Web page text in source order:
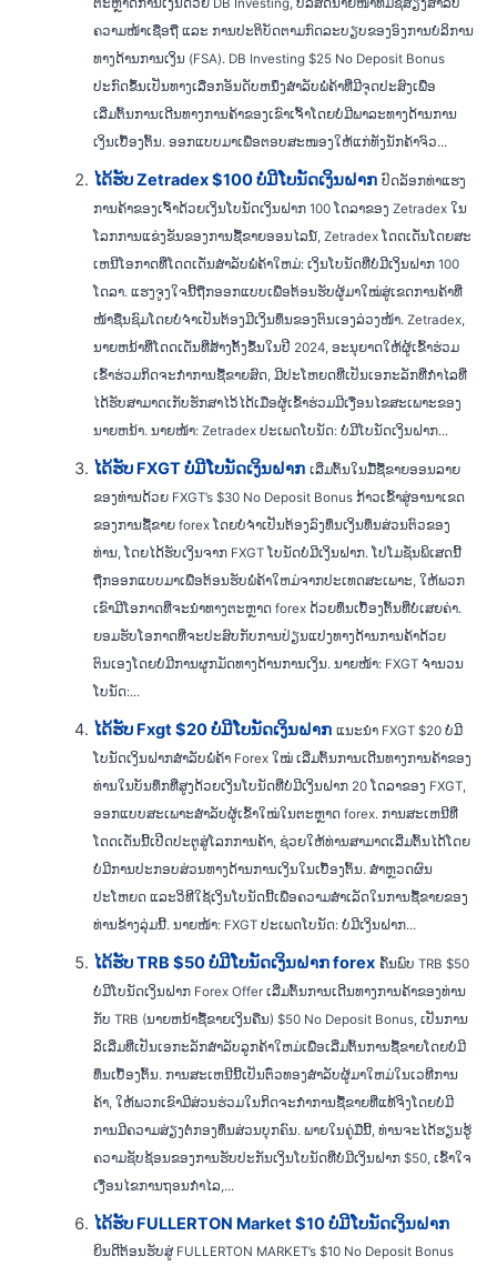
ຕະຫຼາດການເງິນດ້ວຍ DB Investing, ບໍລິສັດນາຍໜ້າທີ່ມີຊື່ສຽງສຳລັບ
ຄວາມໜ້າເຊື່ອຖື ແລະ ການປະຕິບັດຕາມກົດລະບຽບຂອງອົງການບໍລິການ
ທາງດ້ານການເງິນ (FSA). DB Investing $25 No Deposit Bonus
ປະກົດຂຶ້ນເປັນທາງເລືອກອັນດັບຫນຶ່ງສໍາລັບພໍ່ຄ້າທີ່ມີຈຸດປະສົງເພື່ອ
ເລີ່ມຕົ້ນການເດີນທາງການຄ້າຂອງເຂົາເຈົ້າໂດຍບໍ່ມີພາລະທາງດ້ານການ
ເງິນເບື້ອງຕົ້ນ. ອອກແບບມາເພື່ອຕອບສະໜອງໃຫ້ແກ່ທັງນັກຄ້າຈົວ...
ໄດ້ຮັບ Zetradex $100 ບໍ່ມີໂບນັດເງິນຝາກ ປົດລັອກທ່າແຮງ
ການຄ້າຂອງເຈົ້າດ້ວຍເງິນໂບນັດເງິນຝາກ 100 ໂດລາຂອງ Zetradex ໃນ
ໂລກການແຂ່ງຂັນຂອງການຊື້ຂາຍອອນໄລນ໌, Zetradex ໂດດເດັ່ນໂດຍສະ
ເຫນີໂອກາດທີ່ໂດດເດັ່ນສໍາລັບພໍ່ຄ້າໃຫມ່: ເງິນໂບນັດທີ່ບໍ່ມີເງິນຝາກ 100
ໂດລາ. ແຮງຈູງໃຈນີ້ຖືກອອກແບບເພື່ອຕ້ອນຮັບຜູ້ມາໃໝ່ສູ່ເຂດການຄ້າທີ່
ໜ້າຊື່ນຊົມໂດຍບໍ່ຈໍາເປັນຕ້ອງມີເງິນທຶນຂອງຕົນເອງລ່ວງໜ້າ. Zetradex,
ນາຍຫນ້າທີ່ໂດດເດັ່ນທີ່ສ້າງຕັ້ງຂຶ້ນໃນປີ 2024, ອະນຸຍາດໃຫ້ຜູ້ເຂົ້າຮ່ວມ
ເຂົ້າຮ່ວມກິດຈະກໍາການຊື້ຂາຍສົດ, ມີປະໂຫຍດທີ່ເປັນເອກະລັກທີ່ກໍາໄລທີ່
ໄດ້ຮັບສາມາດເກັບຮັກສາໄວ້ໄດ້ເມື່ອຜູ້ເຂົ້າຮ່ວມມີເງື່ອນໄຂສະເພາະຂອງ
ນາຍຫນ້າ. ນາຍໜ້າ: Zetradex ປະເພດໂບນັດ: ບໍ່ມີໂບນັດເງິນຝາກ...
ໄດ້ຮັບ FXGT ບໍ່ມີໂບນັດເງິນຝາກ ເລີ່ມຕົ້ນໃນມື້ຊື້ຂາຍອອນລາຍ
ຂອງທ່ານດ້ວຍ FXGT’s $30 No Deposit Bonus ກ້າວເຂົ້າສູ່ອານາເຂດ
ຂອງການຊື້ຂາຍ forex ໂດຍບໍ່ຈຳເປັນຕ້ອງລົງທຶນເງິນທຶນສ່ວນຕົວຂອງ
ທ່ານ, ໂດຍໄດ້ຮັບເງິນຈາກ FXGT ໂບນັດບໍ່ມີເງິນຝາກ. ໂປໂມຊັ່ນພິເສດນີ້
ຖືກອອກແບບມາເພື່ອຕ້ອນຮັບພໍ່ຄ້າໃຫມ່ຈາກປະເທດສະເພາະ, ໃຫ້ພວກ
ເຂົາມີໂອກາດທີ່ຈະນໍາທາງຕະຫຼາດ forex ດ້ວຍທຶນເບື້ອງຕົ້ນທີ່ບໍ່ເສຍຄ່າ.
ຍອມຮັບໂອກາດທີ່ຈະປະສົບກັບການປ່ຽນແປງທາງດ້ານການຄ້າດ້ວຍ
ຕົນເອງໂດຍບໍ່ມີການຜູກມັດທາງດ້ານການເງິນ. ນາຍໜ້າ: FXGT ຈຳນວນ
ໂບນັດ:...
ໄດ້ຮັບ Fxgt $20 ບໍ່ມີໂບນັດເງິນຝາກ ແນະນຳ FXGT $20 ບໍ່ມີ
ໂບນັດເງິນຝາກສຳລັບພໍ່ຄ້າ Forex ໃໝ່ ເລີ່ມຕົ້ນການເດີນທາງການຄ້າຂອງ
ທ່ານໃນບັນທຶກທີ່ສູງດ້ວຍເງິນໂບນັດທີ່ບໍ່ມີເງິນຝາກ 20 ໂດລາຂອງ FXGT,
ອອກແບບສະເພາະສຳລັບຜູ້ເຂົ້າໃໝ່ໃນຕະຫຼາດ forex. ການສະເຫນີທີ່
ໂດດເດັ່ນນີ້ເປີດປະຕູສູ່ໂລກການຄ້າ, ຊ່ວຍໃຫ້ທ່ານສາມາດເລີ່ມຕົ້ນໄດ້ໂດຍ
ບໍ່ມີການປະກອບສ່ວນທາງດ້ານການເງິນໃນເບື້ອງຕົ້ນ. ສຳຫຼວດຜົນ
ປະໂຫຍດ ແລະວິທີໃຊ້ເງິນໂບນັດນີ້ເພື່ອຄວາມສຳເລັດໃນການຊື້ຂາຍຂອງ
ທ່ານຂ້າງລຸ່ມນີ້. ນາຍໜ້າ: FXGT ປະເພດໂບນັດ: ບໍ່ມີເງິນຝາກ...
ໄດ້ຮັບ TRB $50 ບໍ່ມີໂບນັດເງິນຝາກ forex ຄົ້ນພົບ TRB $50
ບໍ່ມີໂບນັດເງິນຝາກ Forex Offer ເລີ່ມຕົ້ນການເດີນທາງການຄ້າຂອງທ່ານ
ກັບ TRB (ນາຍຫນ້າຊື້ຂາຍເງິນຄືນ) $50 No Deposit Bonus, ເປັນການ
ລິເລີ່ມທີ່ເປັນເອກະລັກສໍາລັບລູກຄ້າໃຫມ່ເພື່ອເລີ່ມຕົ້ນການຊື້ຂາຍໂດຍບໍ່ມີ
ທຶນເບື້ອງຕົ້ນ. ການສະເຫນີນີ້ເປັນຕົ໋ວທອງສໍາລັບຜູ້ມາໃຫມ່ໃນເວທີການ
ຄ້າ, ໃຫ້ພວກເຂົາມີສ່ວນຮ່ວມໃນກິດຈະກໍາການຊື້ຂາຍທີ່ແທ້ຈິງໂດຍບໍ່ມີ
ການມີຄວາມສ່ຽງຕໍ່ກອງທຶນສ່ວນບຸກຄົນ. ພາຍໃນຄູ່ມືນີ້, ທ່ານຈະໄດ້ຮຽນຮູ້
ຄວາມຊັບຊ້ອນຂອງການຮັບປະກັນເງິນໂບນັດທີ່ບໍ່ມີເງິນຝາກ $50, ເຂົ້າໃຈ
ເງື່ອນໄຂການຖອນກໍາໄລ,...
ໄດ້ຮັບ FULLERTON Market $10 ບໍ່ມີໂບນັດເງິນຝາກ
ຍິນດີຕ້ອນຮັບສູ່ FULLERTON MARKET’s $10 No Deposit Bonus